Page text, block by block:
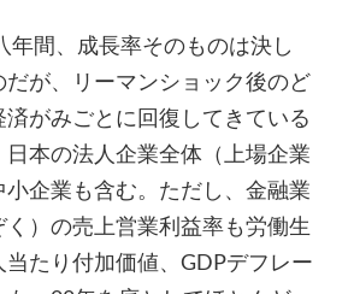
年間、成長率そのものは決し
が、リーマンショック後のど
済がみごとに回復してきている
日本の法人企業全体（上場企業
企業も含む。ただし、金融業
く）の売上営業利益率も労働生
たり付加価値、GDPデフレー